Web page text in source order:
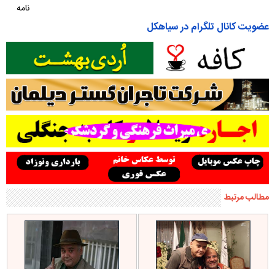
نامه
عضویت کانال تلگرام در سیاهکل
مطالب مرتبط